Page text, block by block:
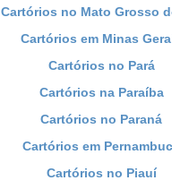
Cartórios no Mato Grosso
Cartórios em Minas
Cartórios no Pará
Cartórios na Paraíba
Cartórios no Paraná
Cartórios em
Cartórios no Piauí